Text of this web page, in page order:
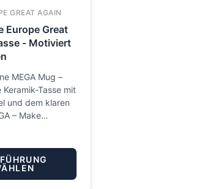
GREAT AGAIN
Europe Great
- Motiviert
MEGA Mug –
Tasse mit
und dem klaren
– Make…